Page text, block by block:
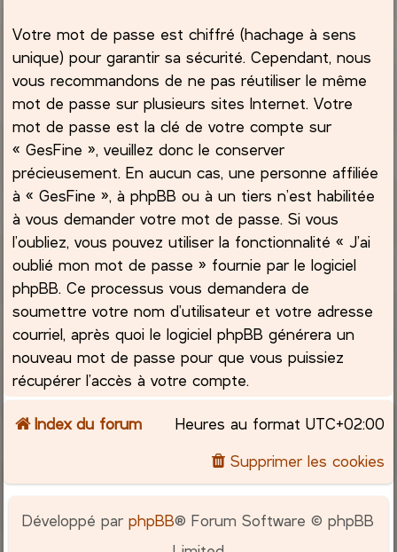
Votre mot de passe est chiffré (hachage à sens
unique) pour garantir sa sécurité. Cependant, nous
vous recommandons de ne pas réutiliser le même
mot de passe sur plusieurs sites Internet. Votre
mot de passe est la clé de votre compte sur
« GesFine », veuillez donc le conserver
précieusement. En aucun cas, une personne affiliée
à « GesFine », à phpBB ou à un tiers n’est habilitée
à vous demander votre mot de passe. Si vous
l’oubliez, vous pouvez utiliser la fonctionnalité « J’ai
oublié mon mot de passe » fournie par le logiciel
phpBB. Ce processus vous demandera de
soumettre votre nom d’utilisateur et votre adresse
courriel, après quoi le logiciel phpBB générera un
nouveau mot de passe pour que vous puissiez
récupérer l’accès à votre compte.
Index du forum Heures au format UTC+02:00
Supprimer les cookies
Développé parphpBB® Forum Software © phpBB